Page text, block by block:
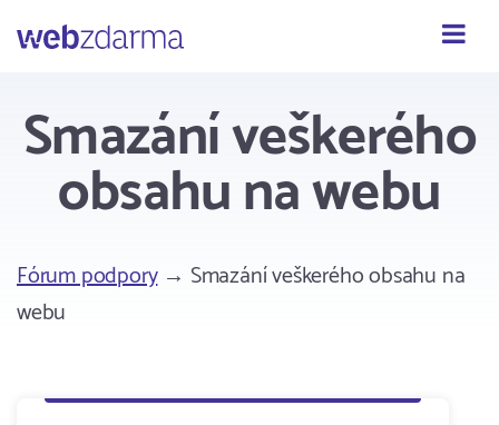
Webzdarma
Smazání veškerého
obsahu na webu
Fórum podpory→ Smazání veškerého obsahu na
webu